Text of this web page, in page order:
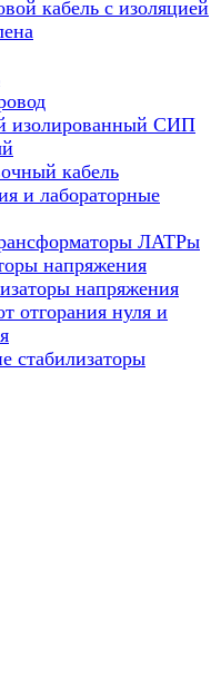
кабель с изоляцией
изолированный СИП
кабель
и лабораторные
ЛАТРы
напряжения
напряжения
отгорания нуля и
стабилизаторы